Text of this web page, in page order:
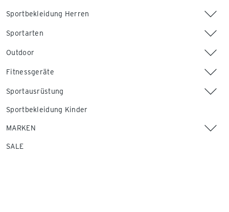
Sportbekleidung Herren
Sportarten
Outdoor
Fitnessgeräte
Sportausrüstung
Sportbekleidung Kinder
MARKEN
SALE